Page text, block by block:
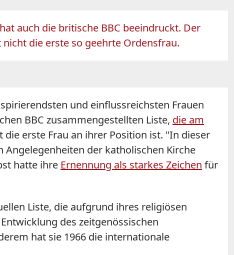
auch die britische BBC beeindruckt. Der
nicht die erste so geehrte Ordensfrau.
und einflussreichsten Frauen
BBC zusammengestellten Liste, die am
erste Frau an ihrer Position ist. "In dieser
Angelegenheiten der katholischen Kirche
hatte ihre Ernennung als starkes Zeichen für
Liste, die aufgrund ihres religiösen
des zeitgenössischen
hat sie 1966 die internationale